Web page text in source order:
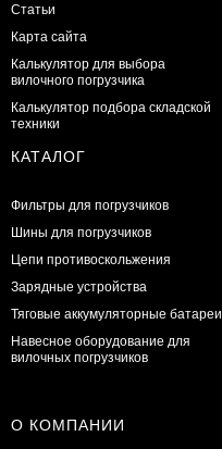
Статьи
Карта сайта
Калькулятор для выбора
вилочного погрузчика
Калькулятор подбора складской
техники
КАТАЛОГ
Фильтры для погрузчиков
Шины для погрузчиков
Цепи противоскольжения
Зарядные устройства
Тяговые аккумуляторные батареи
Навесное оборудование для
вилочных погрузчиков
О КОМПАНИИ